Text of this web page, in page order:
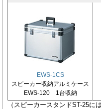
EWS-1CS
スピーカー収納アルミケース
EWS-120 1台収納
（スピーカースタンドST-25